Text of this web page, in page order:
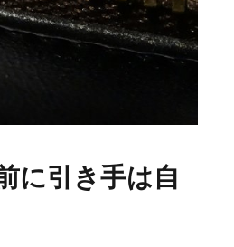
に引き手は自